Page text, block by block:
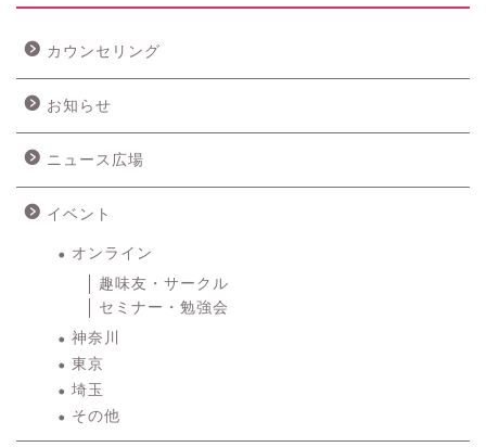
カウンセリング
お知らせ
ニュース広場
イベント
オンライン
趣味友・サークル
セミナー・勉強会
神奈川
東京
埼玉
その他